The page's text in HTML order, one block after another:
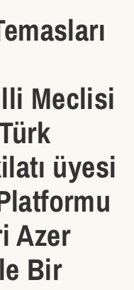
Meclisi
üyesi
Azer
Bir